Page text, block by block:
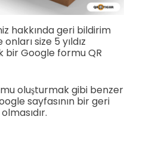
hakkında geri bildirim
size 5 yıldız
bir Google formu QR
oluşturmak gibi benzer
sayfasının bir geri